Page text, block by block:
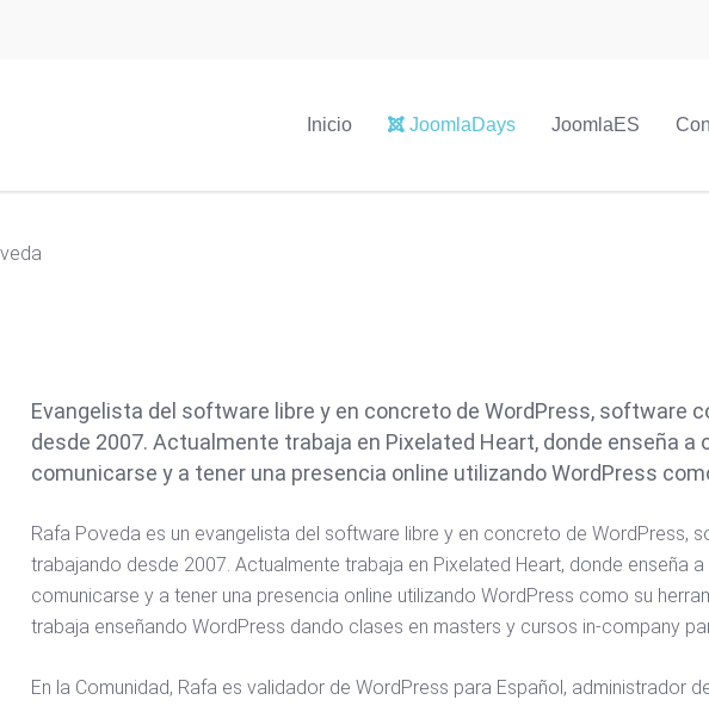
Inicio JoomlaDays JoomlaES
Evangelista del software libre y en concreto de WordPress, software
desde 2007. Actualmente trabaja en Pixelated Heart, donde enseña a
comunicarse y a tener una presencia online utilizando WordPress
Rafa Poveda es un evangelista del software libre y en concreto de WordPress,
trabajando desde 2007. Actualmente trabaja en Pixelated Heart, donde enseña
comunicarse y a tener una presencia online utilizando WordPress como su
trabaja enseñando WordPress dando clases en masters y cursos in-company
En la Comunidad, Rafa es validador de WordPress para Español, administrador